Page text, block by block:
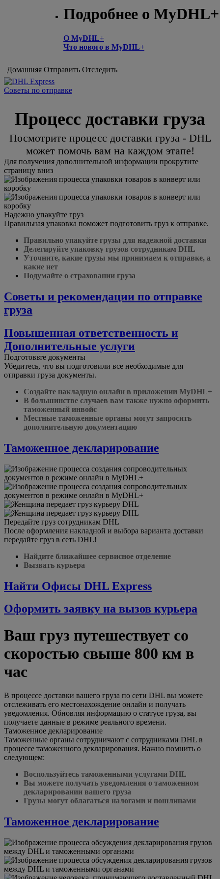
Подробнее о MyDHL+
О MyDHL+
Что нового в MyDHL+
Домашняя Отправить Отследить
Советы по отправке
Процесс доставки груза
Посмотрите процесс доставки груза - DHL
может помочь вам на каждом этапе!
Для получения дополнительной информации прокрутите
страницу вниз
Надежно упакуйте груз
Правильная упаковка поможет подготовить груз к отправке.
Правильно упакуйте грузы для надежной доставки
Делегируйте упаковку грузов сотрудникам DHL
Уточните, какие грузы мы принимаем к отправке, а
какие нет
Подумайте о страховании груза
Советы и рекомендации по отправке
груза
Повышенная ответственность и
Дополнительные услуги
Подготовьте документы
Убедитесь, что вы подготовили все необходимые для
отправки груза документы.
Создайте накладную онлайн в приложении MyDHL+
В большинстве случаев вам также нужно оформить
таможенный инвойс
Местные таможенные органы могут запросить
дополнительную документацию
Таможенное декларирование
Передайте груз сотрудникам DHL
После оформления накладной и выбора варианта доставки
передайте груз в сеть DHL!
Найдите ближайшее сервисное отделение
Вызвать курьера
Найти Офисы DHL Express
Оформить заявку на вызов курьера
Ваш груз путешествует со
скоростью свыше 800 км в
час
В процессе доставки вашего груза по сети DHL вы можете
отслеживать его местонахождение онлайн и получать
уведомления. Обновляя информацию о статусе груза, вы
получаете данные в режиме реального времени.
Таможенное декларирование
Таможенные органы сотрудничают с сотрудниками DHL в
процессе таможенного декларирования. Важно помнить о
следующем:
Воспользуйтесь таможенными услугами DHL
Вы можете получать уведомления о таможенном
декларировании вашего груза
Грузы могут облагаться налогами и пошлинами
Таможенное декларирование